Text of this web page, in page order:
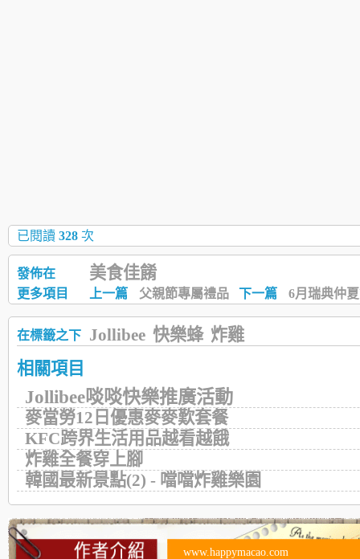
已閱讀 328 次
發佈在 美食佳餚
更多項目 上一篇 父親節專屬禮品 下一篇 6月瑞典仲
在標籤之下 Jollibee 快樂蜂 炸雞
相關項目
Jollibee啖啖快樂推廣活動
麥當勞12日優惠麥麥歎套餐
KFC跨界生活用品越看越餓
炸雞全餐穿上腳
韓國最新景點(2) - 噹噹炸雞樂園
www.happymacao.com